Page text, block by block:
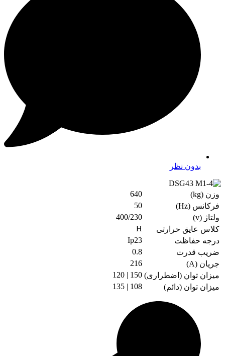
بدون نظر
وزن (kg)
640
فرکانس (Hz)
50
ولتاژ (v)
400/230
کلاس عایق حرارتی
H
درجه حفاظت
Ip23
ضریب قدرت
0.8
جریان (A)
216
میزان توان (اضطراری) 150 | 120
میزان توان (دائم)
108 | 135